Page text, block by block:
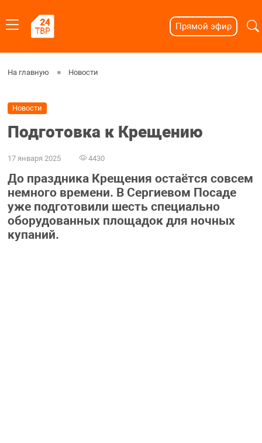
Прямой эфир
На главную Новости
Новости
Подготовка к Крещению
17 января 2025 4430
До праздника Крещения остаётся совсем
немного времени. В Сергиевом Посаде
уже подготовили шесть специально
оборудованных площадок для ночных
купаний.